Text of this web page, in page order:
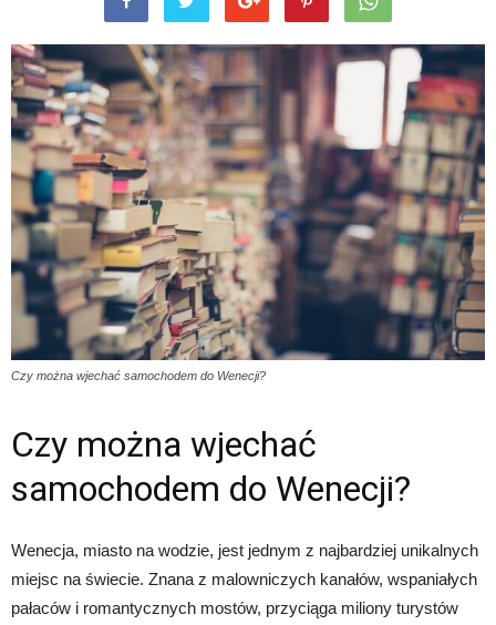
Czy można wjechać samochodem do Wenecji?
Czy można wjechać
samochodem do Wenecji?
Wenecja, miasto na wodzie, jest jednym z najbardziej unikalnych
miejsc na świecie. Znana z malowniczych kanałów, wspaniałych
pałaców i romantycznych mostów, przyciąga miliony turystów